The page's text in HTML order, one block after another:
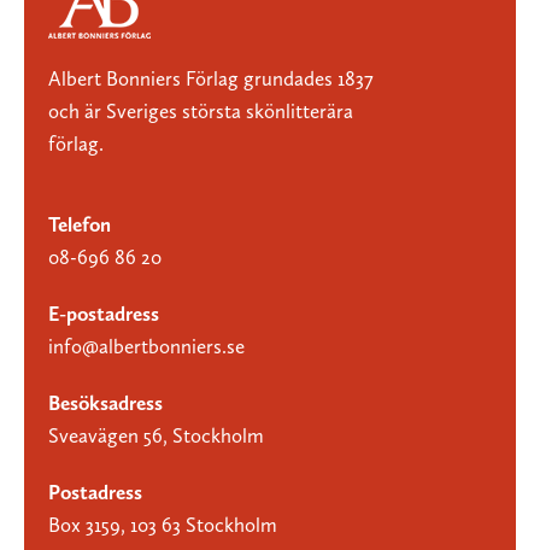
Albert Bonniers Förlag grundades 1837
och är Sveriges största skönlitterära
förlag.
Telefon
08-696 86 20
E-postadress
info@albertbonniers.se
Besöksadress
Sveavägen 56, Stockholm
Postadress
Box 3159, 103 63 Stockholm